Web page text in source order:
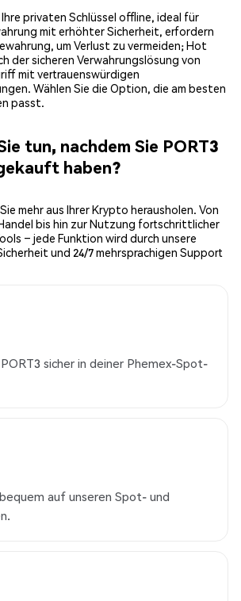
privaten Schlüssel offline, ideal für
mit erhöhter Sicherheit, erfordern
um Verlust zu vermeiden; Hot
der sicheren Verwahrungslösung von
mit vertrauenswürdigen
Wählen Sie die Option, die am besten
passt.
tun, nachdem Sie PORT3
haben?
mehr aus Ihrer Krypto herausholen. Von
bis hin zur Nutzung fortschrittlicher
– jede Funktion wird durch unsere
und 24/7 mehrsprachigen Support
sicher in deiner Phemex-Spot-
auf unseren Spot- und